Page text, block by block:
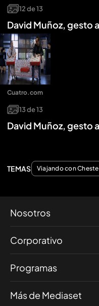
12de13
David Muñoz, gesto
13de13
David Muñoz, gesto
Cuatro.com
TEMAS Viajando con
Nosotros
Corporativo
Programas
Más de Mediaset